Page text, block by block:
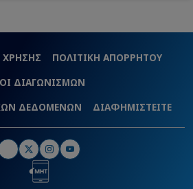
ΧΡΗΣΗΣ
ΠΟΛΙΤΙΚΗ ΑΠΟΡΡΗΤΟΥ
ΔΙΑΓΩΝΙΣΜΩΝ
ΔΕΔΟΜΕΝΩΝ
ΔΙΑΦΗΜΙΣΤΕΙΤΕ